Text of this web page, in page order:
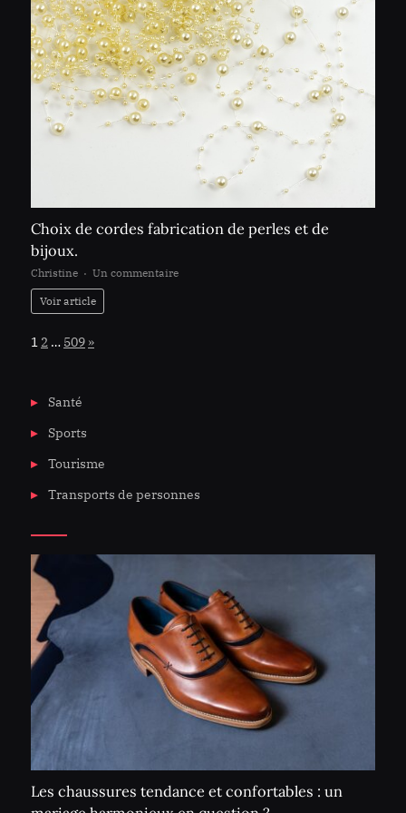
Choix de cordes fabrication de perles et de
bijoux.
Christine Un commentairesur
Voir article
Page:
1 2 … 509 Next
»
Santé
Sports
Tourisme
Transports de personnes
Les chaussures tendance et confortables : un